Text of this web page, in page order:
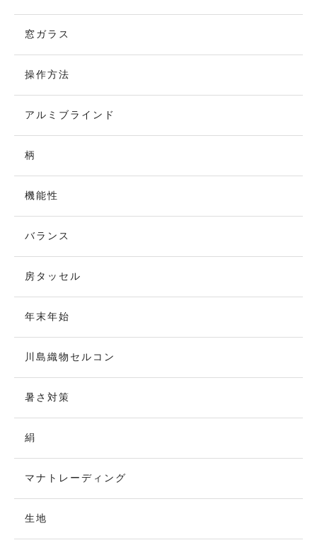
窓ガラス
操作方法
アルミブラインド
柄
機能性
バランス
房タッセル
年末年始
川島織物セルコン
暑さ対策
絹
マナトレーディング
生地